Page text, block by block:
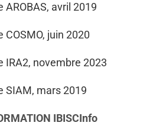
avril 2019
juin 2020
IRA2, novembre 2023
SIAM, mars 2019
IBISCInfo